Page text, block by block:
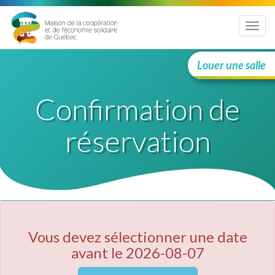
Menu
Louer une salle
Confirmation de
réservation
Vous devez sélectionner une date
avant le 2026-08-07